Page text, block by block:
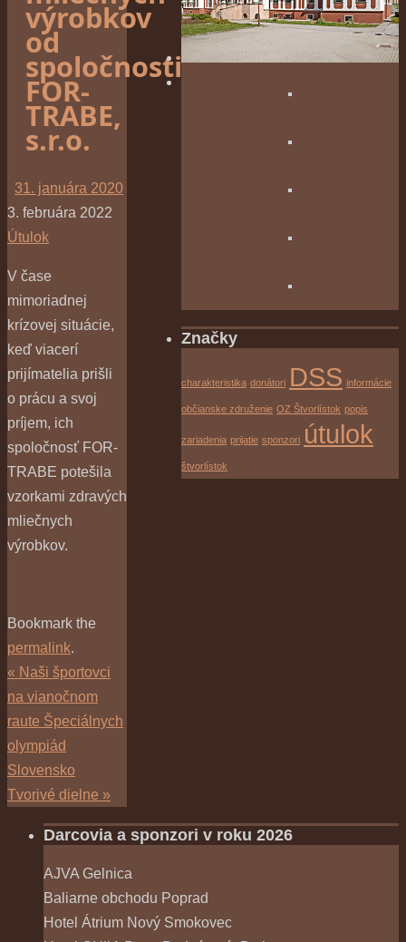
výrobkov
od
spoločnosti
FOR-
TRABE,
s.r.o.
31. januára 2020
3. februára 2022
Útulok
V čase
mimoriadnej
krízovej situácie,
keď viacerí
prijímatelia prišli
o prácu a svoj
príjem, ich
spoločnosť FOR-
TRABE potešila
vzorkami zdravých
mliečnych
výrobkov.
Bookmark the
permalink.
« Naši športovci
na vianočnom
raute Špeciálnych
olympiád
Slovensko
Tvorivé dielne »
Značky
charakteristika donátori DSS informácie
občianske združenie OZ Štvorlístok popis
zariadenia prijatie sponzori útulok
štvorlístok
Darcovia a sponzori v roku 2026
AJVA Gelnica
Baliarne obchodu Poprad
Hotel Átrium Nový Smokovec